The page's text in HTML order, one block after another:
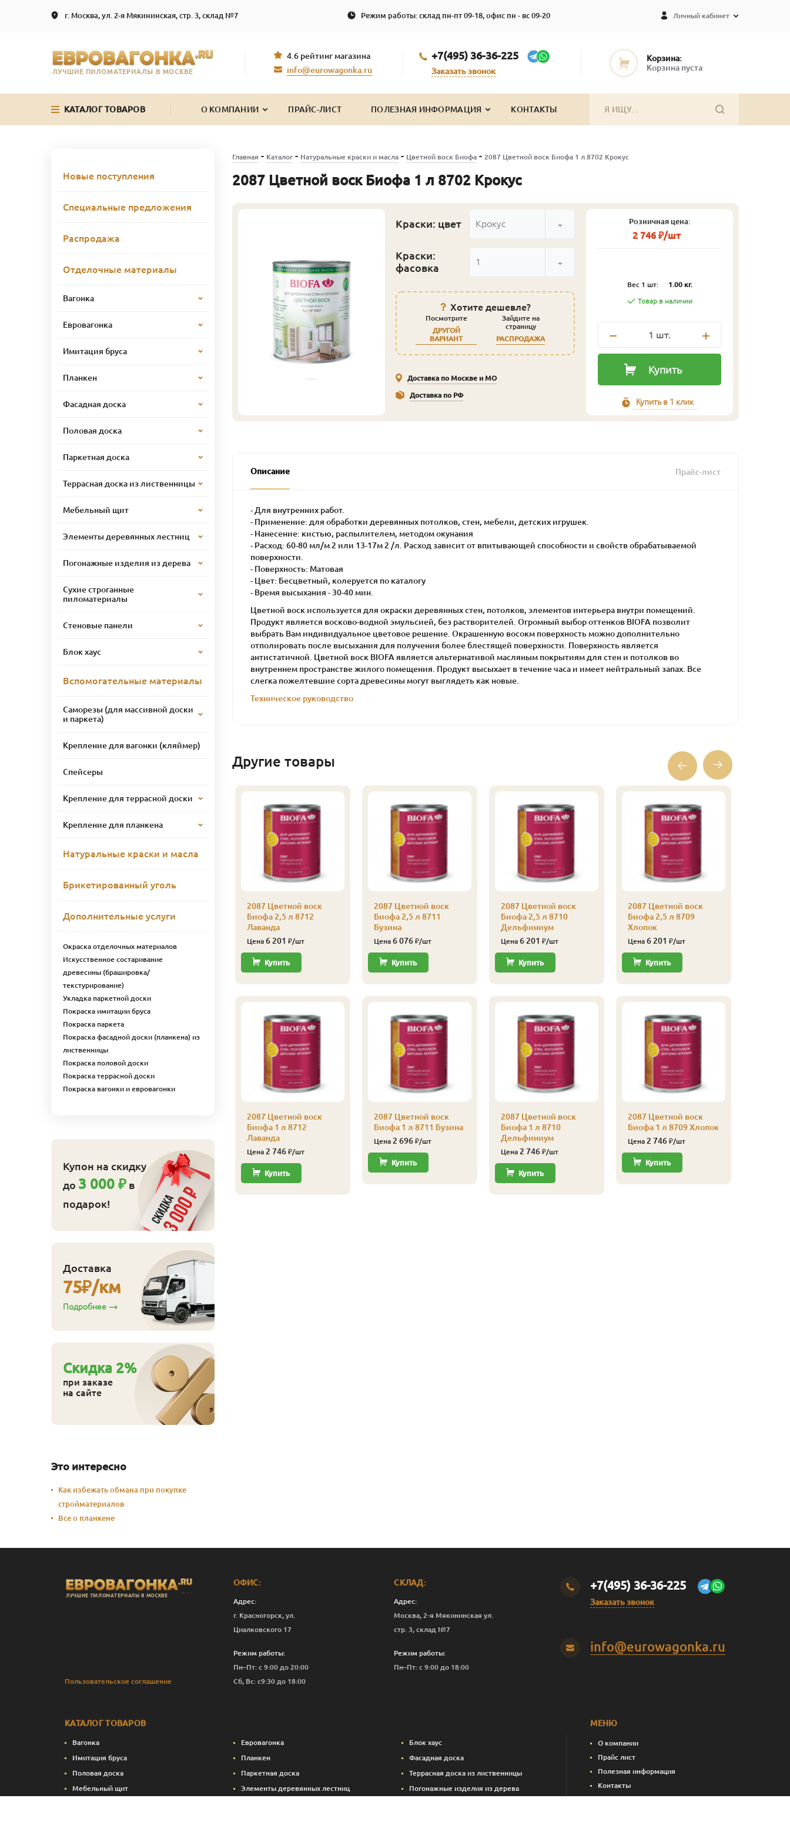
г. Москва, ул. 2-я Мякининская, стр. 3, склад №7 Режим работы: склад пн-пт 09-18, офис пн - вс 09-20 Личный кабинет
ЛУЧШИЕ ПИЛОМАТЕРИАЛЫ В МОСКВЕ
4.6 рейтинг магазина
info@eurowagonka.ru
+7(495) 36-36-225
Заказать звонок
Корзина:
Корзина пуста
КАТАЛОГ ТОВАРОВ О КОМПАНИИ ПРАЙС-ЛИСТ ПОЛЕЗНАЯ ИНФОРМАЦИЯ КОНТАКТЫ
Главная - Каталог- Натуральные краски и масла- Цветной воск Биофа- 2087 Цветной воск Биофа 1 л 8702 Крокус
2087 Цветной воск Биофа 1 л 8702 Крокус
Краски: цвет Крокус
Краски:
фасовка
1
Хотите дешевле?
Посмотрите
ДРУГОЙ
ВАРИАНТ
Зайдите на
страницу
РАСПРОДАЖА
Доставка по Москве и МО
Доставка по РФ
Розничная цена:
2 746 ₽/шт
Вес 1 шт: 1.00 кг.
Товар в наличии
1 шт.
Купить
Купить в 1 клик
Описание Прайс-лист
- Для внутренних работ.
- Применение: для обработки деревянных потолков, стен, мебели, детских игрушек.
- Нанесение: кистью, распылителем, методом окунания
- Расход: 60-80 мл/м 2 или 13-17м 2 /л. Расход зависит от впитывающей способности и свойств обрабатываемой
поверхности.
- Поверхность: Матовая
- Цвет: Бесцветный, колеруется по каталогу
- Время высыхания - 30-40 мин.
Цветной воск используется для окраски деревянных стен, потолков, элементов интерьера внутри помещений.
Продукт является восково-водной эмульсией, без растворителей. Огромный выбор оттенков BIOFA позволит
выбрать Вам индивидуальное цветовое решение. Окрашенную восокм поверхность можно дополнительно
отполировать после высыхания для получения более блестящей поверхности. Поверхность является
антистатичной. Цветной воск BIOFA является альтернативой масляным покрытиям для стен и потолков во
внутреннем пространстве жилого помещения. Продукт высыхает в течение часа и имеет нейтральный запах. Все
слегка пожелтевшие сорта древесины могут выглядеть как новые.
Техническое руководство
Другие товары
Биофа 10 л 8701
Купить
2087 Цветной воск
Биофа 2,5 л 8712
Лаванда
Цена 6 201 ₽/шт
Купить
2087 Цветной воск
Биофа 1 л 8712
Лаванда
Цена 2 746₽/шт
Купить
2087 Цветной воск
Биофа 2,5 л 8711
Бузина
Цена 6 076₽/шт
Купить
2087 Цветной воск
Биофа 1 л 8711 Бузина
Цена 2 696₽/шт
Купить
2087 Цветной воск
Биофа 2,5 л 8710
Дельфиниум
Цена 6 201 ₽/шт
Купить
2087 Цветной воск
Биофа 1 л 8710
Дельфиниум
Цена 2 746₽/шт
Купить
2087 Цветной воск
Биофа 2,5 л 8709
Хлопок
Цена 6 201 ₽/шт
Купить
2087 Цветной воск
Биофа 1 л 8709 Хлопок
Цена 2 746₽/шт
Купить
Новые поступления
Специальные предложения
Распродажа
Отделочные материалы
Вагонка
Евровагонка
Имитация бруса
Планкен
Фасадная доска
Половая доска
Паркетная доска
Террасная доска из лиственницы
Мебельный щит
Элементы деревянных лестниц
Погонажные изделия из дерева
Сухие строганные
пиломатериалы
Стеновые панели
Блок хаус
Вспомогательные материалы
Саморезы (для массивной доски
и паркета)
Крепление для вагонки (кляймер)
Спейсеры
Крепление для террасной доски
Крепление для планкена
Натуральные краски и масла
Брикетированный уголь
Дополнительные услуги
Окраска отделочных материалов
Искусственное состаривание
древесины (брашировка/
текстурирование)
Укладка паркетной доски
Покраска имитации бруса
Покраска паркета
Покраска фасадной доски (планкена) из
лиственницы
Покраска половой доски
Покраска террасной доски
Покраска вагонки и евровагонки
Купон на скидку
до 3 000 ₽ в
подарок!
Доставка
75₽/км
Подробнее
Cкидка 2%
при заказе
на сайте
Это интересно
Как избежать обмана при покупке
стройматериалов
Все о планкене
ЛУЧШИЕ ПИЛОМАТЕРИАЛЫ В МОСКВЕ
Пользовательское соглашение
ОФИС:
Адрес:
г. Красногорск, ул.
Циалковского 17
Режим работы:
Пн–Пт: с 9:00 до 20:00
Сб, Вс: с9:30 до 18:00
СКЛАД:
Адрес:
Москва, 2-я Мякининская ул.
стр. 3, склад №7
Режим работы:
Пн–Пт: с 9:00 до 18:00
+7(495) 36-36-225
Заказать звонок
info@eurowagonka.ru
КАТАЛОГ ТОВАРОВ
Вагонка Евровагонка
Блок хаус
Имитация бруса
Планкен
Фасадная доска
Половая доска
Паркетная доска
Террасная доска из лиственницы
Мебельный щит
Элементы деревянных лестниц
Погонажные изделия из дерева
МЕНЮ
О компании
Прайс лист
Полезная информация
Контакты